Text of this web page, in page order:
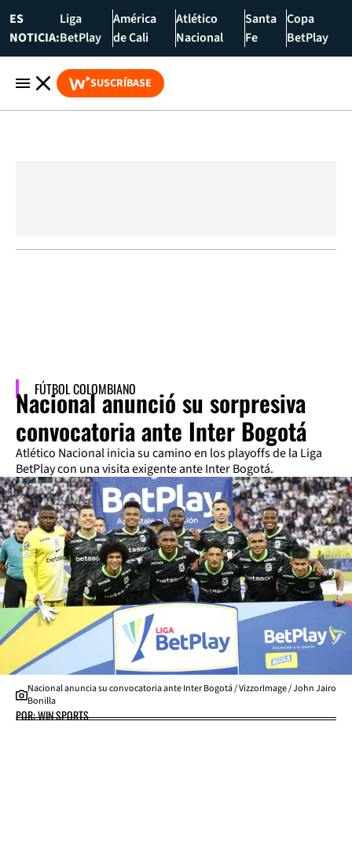
ES
NOTICIA:
Liga
BetPlay
América
de Cali
Atlético
Nacional
Santa
Fe
Copa
BetPlay
SUSCRÍBASE
FÚTBOL COLOMBIANO
Nacional anunció su sorpresiva
convocatoria ante Inter Bogotá
Atlético Nacional inicia su camino en los playoffs de la Liga
BetPlay con una visita exigente ante Inter Bogotá.
Nacional anuncia su convocatoria ante Inter Bogotá / VizzorImage / John Jairo
Bonilla
POR: WIN SPORTS